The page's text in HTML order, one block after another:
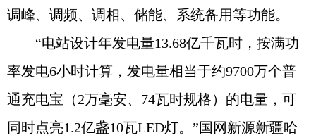
调峰、调频、调相、储能、系统备用等功能。
“电站设计年发电量13.68亿千瓦时，按满功
率发电6小时计算，发电量相当于约9700万个普
通充电宝（2万毫安、74瓦时规格）的电量，可
同时点亮1.2亿盏10瓦LED灯。”国网新源新疆哈